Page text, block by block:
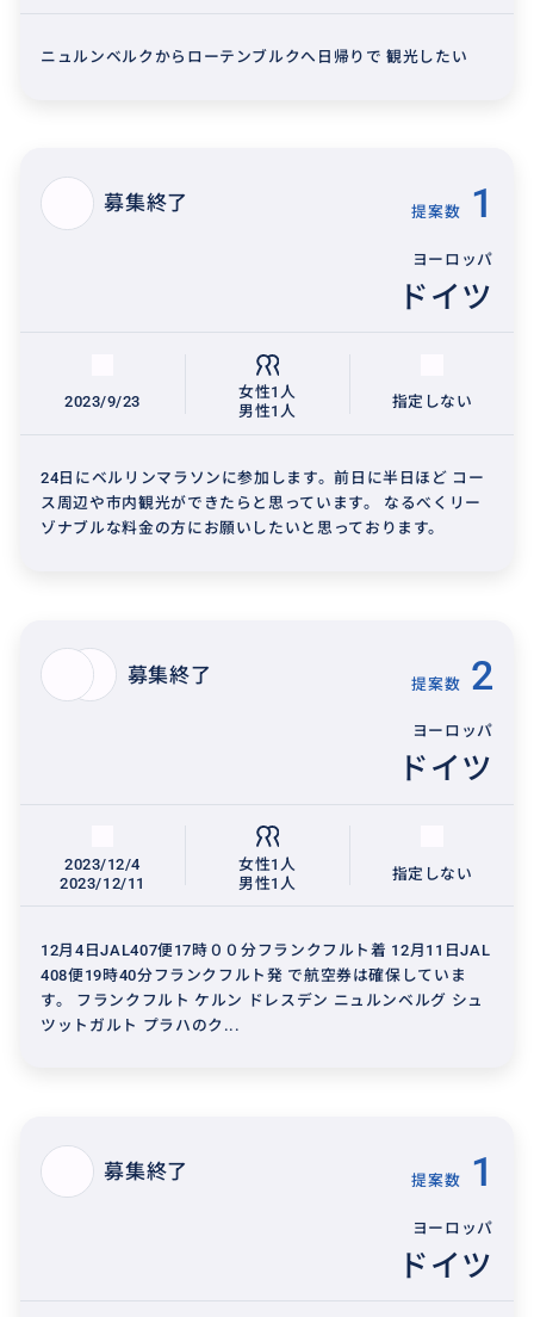
ニュルンベルクからローテンブルクへ日帰りで 観光したい
募集終了 提案数 1
ヨーロッパ
ドイツ
2023/9/23
女性1人
男性1人
指定しない
24日にベルリンマラソンに参加します。前日に半日ほど コー
ス周辺や市内観光ができたらと思っています。 なるべくリー
ゾナブルな料金の方にお願いしたいと思っております。
募集終了 提案数 2
ヨーロッパ
ドイツ
2023/12/4
2023/12/11
女性1人
男性1人
指定しない
12月4日JAL407便17時００分フランクフルト着 12月11日JAL
408便19時40分フランクフルト発 で航空券は確保していま
す。 フランクフルト ケルン ドレスデン ニュルンベルグ シュ
ツットガルト プラハのク...
募集終了 提案数 1
ヨーロッパ
ドイツ